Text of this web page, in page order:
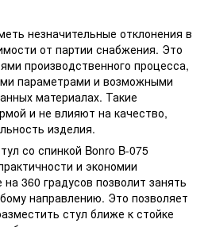
незначительные отклонения в
от партии снабжения. Это
производственного процесса,
параметрами и возможными
материалах. Такие
и не влияют на качество,
изделия.
со спинкой Bonro B-075
и экономии
360 градусов позволит занять
направлению. Это позволяет
стул ближе к стойке